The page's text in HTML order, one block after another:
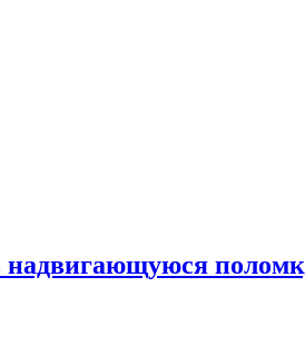
надвигающуюся